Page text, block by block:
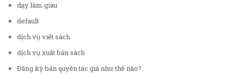
dạy làm giàu
default
dịch vụ viết sách
dịch vụ xuất bản sách
Đăng ký bản quyền tác giả như thế nào?